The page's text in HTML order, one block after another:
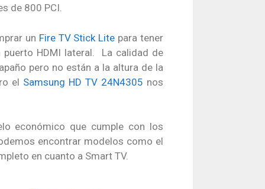
de 800 PCI.
un Fire TV Stick Lite para tener
puerto HDMI lateral. La calidad de
pero no están a la altura de la
el Samsung HD TV 24N4305 nos
económico que cumple con los
encontrar modelos como el
en cuanto a Smart TV.